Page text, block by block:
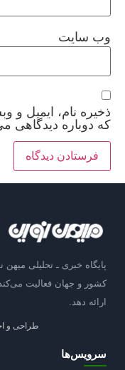
وب‌ سایت
ذخیره نام، ایمیل و
که دوباره دیدگاهی
پایگاه خبری ـ تحلیلی
کشور و جهان فعالیت می‌کند
ارائه دهد.
طراحی و
سرویس‌ها